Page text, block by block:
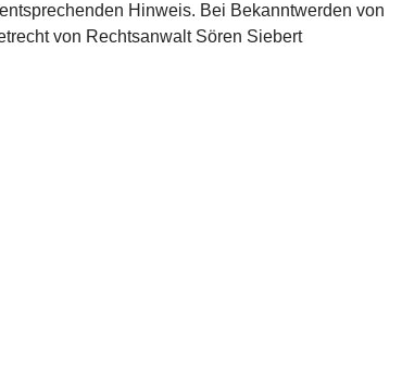
Hinweis. Bei Bekanntwerden von
von Rechtsanwalt Sören Siebert